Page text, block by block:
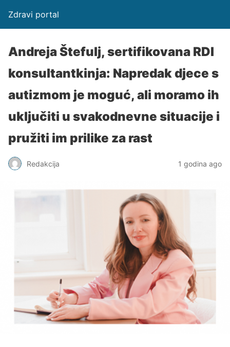
Zdravi portal
Andreja Štefulj, sertifikovana RDI
konsultantkinja: Napredak djece s
autizmom je moguć, ali moramo ih
uključiti u svakodnevne situacije i
pružiti im prilike za rast
Redakcija 1 godina ago